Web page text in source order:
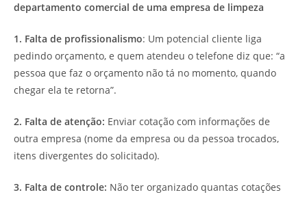
departamento comercial de uma empresa de limpeza
1. Falta de profissionalismo: Um potencial cliente liga
pedindo orçamento, e quem atendeu o telefone diz que: “a
pessoa que faz o orçamento não tá no momento, quando
chegar ela te retorna”.
2. Falta de atenção: Enviar cotação com informações de
outra empresa (nome da empresa ou da pessoa trocados,
itens divergentes do solicitado).
3. Falta de controle: Não ter organizado quantas cotações